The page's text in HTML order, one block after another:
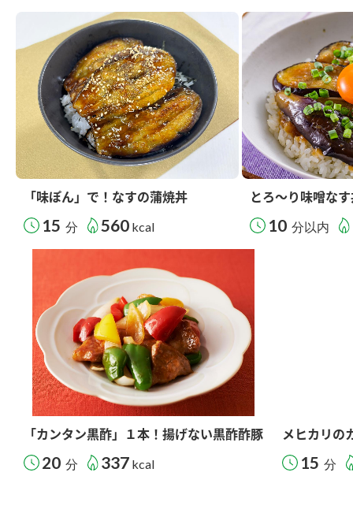
「味ぽん」で！なすの蒲焼丼
15 分 560 kcal
とろ～り味噌な
10 分以内
「カンタン黒酢」１本！揚げない黒酢酢豚
20 分 337 kcal
メヒカリの
15 分